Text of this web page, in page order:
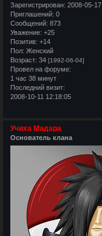
Зарегистрирован: 2008-05-17
Приглашений: 0
Сообщений: 873
Уважение: +25
Позитив: +14
Пол: Женский
Возраст: 34 [1992-06-04]
Провел на форуме:
1 час 38 минут
Последний визит:
2008-10-11 12:18:05
Учиха Мадара
Основатель клана